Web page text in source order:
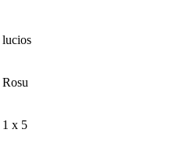
lucios
Rosu
1 x 5